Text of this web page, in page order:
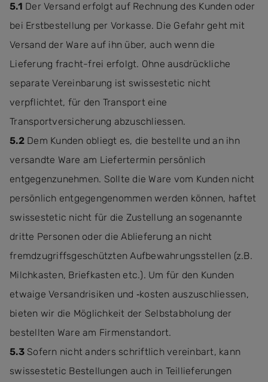
5.1 Der Versand erfolgt auf Rechnung des Kunden oder
bei Erstbestellung per Vorkasse. Die Gefahr geht mit
Versand der Ware auf ihn über, auch wenn die
Lieferung fracht-frei erfolgt. Ohne ausdrückliche
separate Vereinbarung ist swissestetic nicht
verpflichtet, für den Transport eine
Transportversicherung abzuschliessen.
5.2Dem Kunden obliegt es, die bestellte und an ihn
versandte Ware am Liefertermin persönlich
entgegenzunehmen. Sollte die Ware vom Kunden nicht
persönlich entgegengenommen werden können, haftet
swissestetic nicht für die Zustellung an sogenannte
dritte Personen oder die Ablieferung an nicht
fremdzugriffsgeschützten Aufbewahrungsstellen (z.B.
Milchkasten, Briefkasten etc.). Um für den Kunden
etwaige Versandrisiken und ‐kosten auszuschliessen,
bieten wir die Möglichkeit der Selbstabholung der
bestellten Ware am Firmenstandort.
5.3Sofern nicht anders schriftlich vereinbart, kann
swissestetic Bestellungen auch in Teillieferungen